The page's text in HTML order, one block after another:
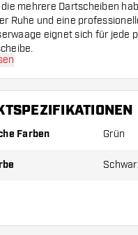
mehrere Dartscheiben
Ruhe und eine
eignet sich für jede
Farben Grün